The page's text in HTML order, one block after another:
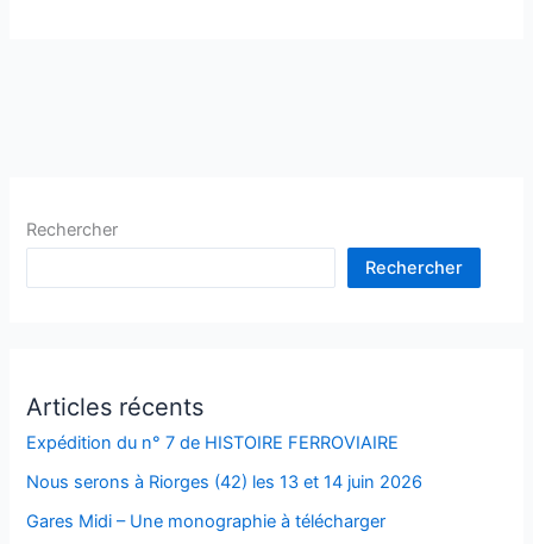
Rechercher
Rechercher
Articles récents
Expédition du n° 7 de HISTOIRE FERROVIAIRE
Nous serons à Riorges (42) les 13 et 14 juin 2026
Gares Midi – Une monographie à télécharger